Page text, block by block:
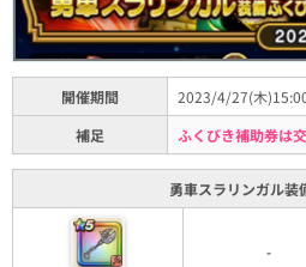
開催期間
2023/4/27(木
補足
ふくびき補助券は
勇車スラリンガル装
-